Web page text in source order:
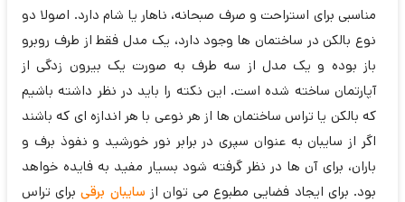
مناسبی برای استراحت و صرف صبحانه، ناهار یا شام دارد. اصولا دو
نوع بالکن در ساختمان ها وجود دارد، یک مدل فقط از طرف روبرو
باز بوده و یک مدل از سه طرف به صورت یک بیرون زدگی از
آپارتمان ساخته شده است. این نکته را باید در نظر داشته باشیم
که بالکن یا تراس ساختمان ها از هر نوعی با هر اندازه ای که باشند
اگر از سایبان به عنوان سپری در برابر نور خورشید و نفوذ برف و
باران، برای آن ها در نظر گرفته شود بسیار مفید به فایده خواهد
بود. برای ایجاد فضایی مطبوع می توان از سایبان برقیبرای تراس